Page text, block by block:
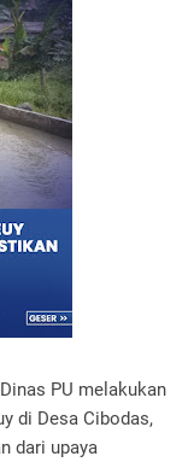
PU melakukan
di Desa Cibodas,
dari upaya